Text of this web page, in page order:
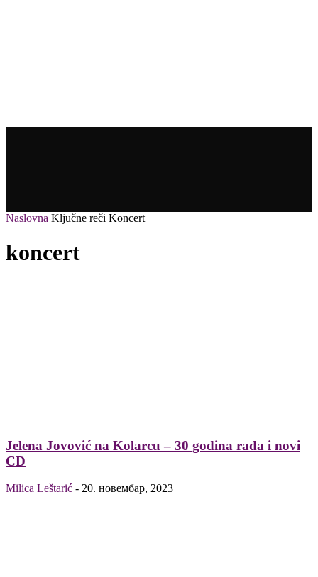
Naslovna Ključne reči Koncert
koncert
Jelena Jovović na Kolarcu – 30 godina rada i novi
CD
Milica Leštarić - 20. новембар, 2023